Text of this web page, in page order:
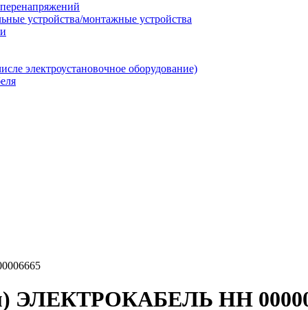
устройства/монтажные устройства
электроустановочное оборудование)
ЭЛЕКТРОКАБЕЛЬ НН